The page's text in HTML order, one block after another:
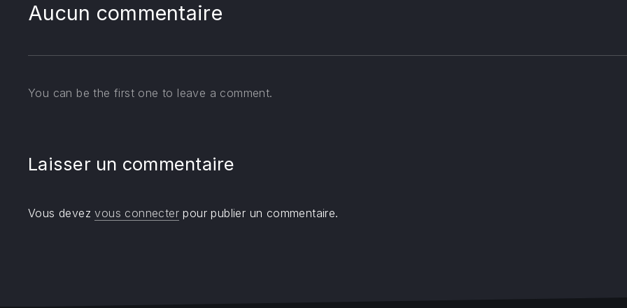
Aucun commentaire
You can be the first one to leave a comment.
Laisser un commentaire
Vous devezvous connecter pour publier un commentaire.